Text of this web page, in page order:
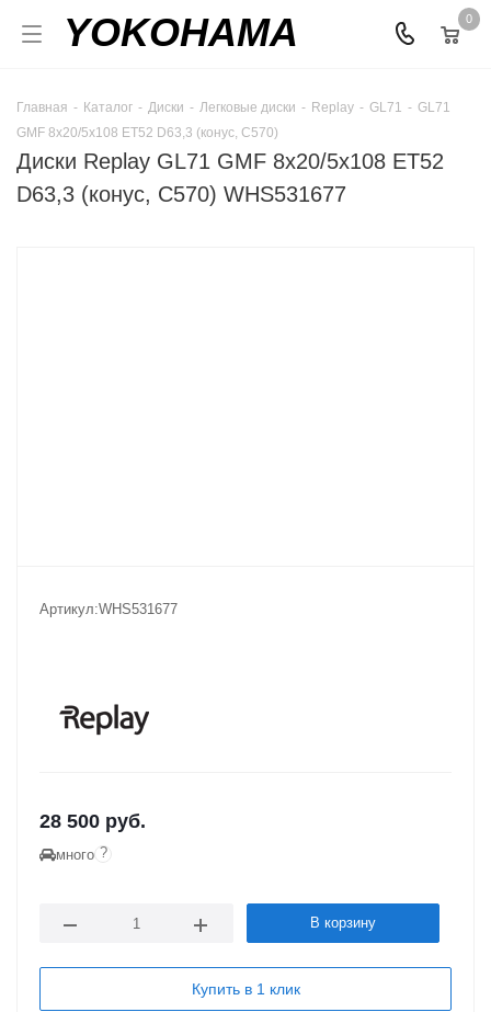
YOKOHAMA 0
Главная - Каталог - Диски - Легковые диски - Replay - GL71 - GL71
GMF 8x20/5x108 ET52 D63,3 (конус, C570)
Диски Replay GL71 GMF 8x20/5x108 ET52
D63,3 (конус, C570) WHS531677
Артикул:WHS531677
28 500 руб.
много ?
В корзину
Купить в 1 клик